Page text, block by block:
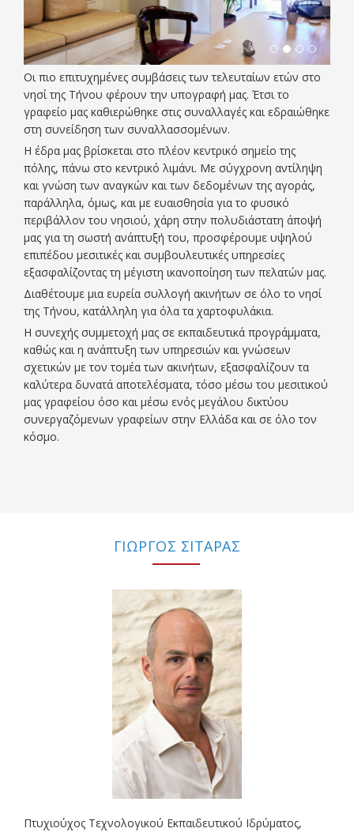
Οι πιο επιτυχημένες συμβάσεις των τελευταίων ετών στο
νησί της Τήνου φέρουν την υπογραφή μας. Έτσι το
γραφείο μας καθιερώθηκε στις συναλλαγές και εδραιώθηκε
στη συνείδηση των συναλλασσομένων.
Η έδρα μας βρίσκεται στο πλέον κεντρικό σημείο της
πόλης, πάνω στο κεντρικό λιμάνι. Με σύγχρονη αντίληψη
και γνώση των αναγκών και των δεδομένων της αγοράς,
παράλληλα, όμως, και με ευαισθησία για το φυσικό
περιβάλλον του νησιού, χάρη στην πολυδιάστατη άποψή
μας για τη σωστή ανάπτυξή του, προσφέρουμε υψηλού
επιπέδου μεσιτικές και συμβουλευτικές υπηρεσίες
εξασφαλίζοντας τη μέγιστη ικανοποίηση των πελατών μας.
Διαθέτουμε μια ευρεία συλλογή ακινήτων σε όλο το νησί
της Τήνου, κατάλληλη για όλα τα χαρτοφυλάκια.
H συνεχής συμμετοχή μας σε εκπαιδευτικά προγράμματα,
καθώς και η ανάπτυξη των υπηρεσιών και γνώσεων
σχετικών με τον τομέα των ακινήτων, εξασφαλίζουν τα
καλύτερα δυνατά αποτελέσματα, τόσο μέσω του μεσιτικού
μας γραφείου όσο και μέσω ενός μεγάλου δικτύου
συνεργαζόμενων γραφείων στην Ελλάδα και σε όλο τον
κόσμο.
ΓΙΩΡΓΟΣ ΣΙΤΑΡΑΣ
Πτυχιούχος Τεχνολογικού Εκπαιδευτικού Ιδρύματος,